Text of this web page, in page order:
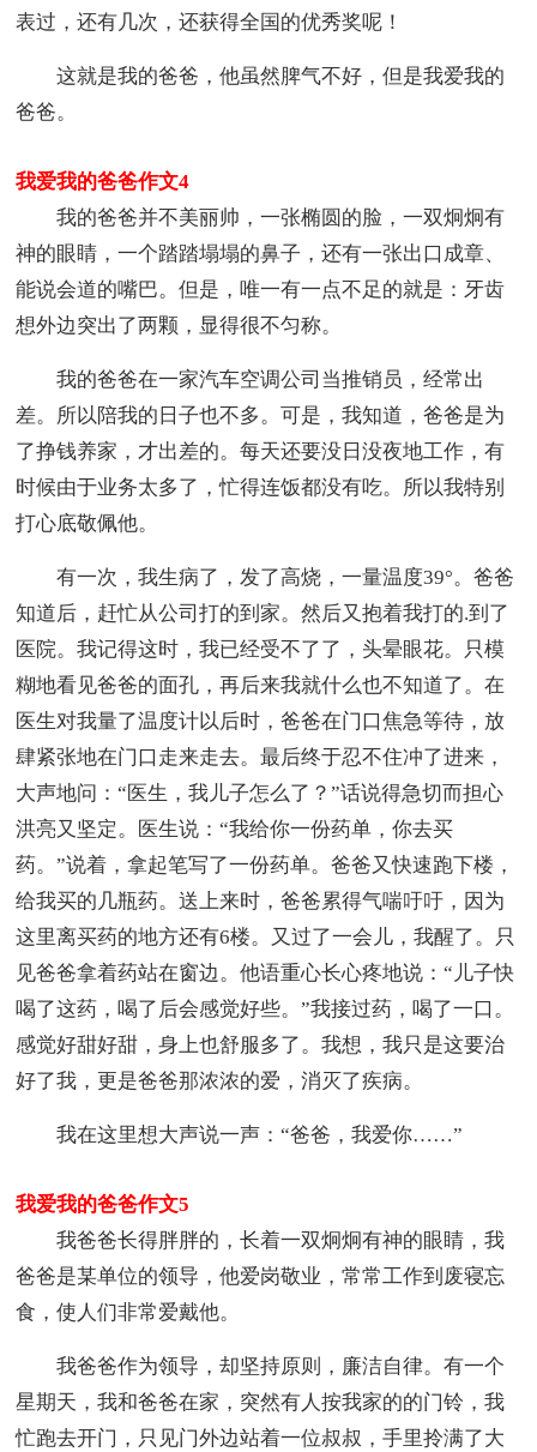
表过，还有几次，还获得全国的优秀奖呢！
这就是我的爸爸，他虽然脾气不好，但是我爱我的
爸爸。
我爱我的爸爸作文4
我的爸爸并不美丽帅，一张椭圆的脸，一双炯炯有
神的眼睛，一个踏踏塌塌的鼻子，还有一张出口成章、
能说会道的嘴巴。但是，唯一有一点不足的就是：牙齿
想外边突出了两颗，显得很不匀称。
我的爸爸在一家汽车空调公司当推销员，经常出
差。所以陪我的日子也不多。可是，我知道，爸爸是为
了挣钱养家，才出差的。每天还要没日没夜地工作，有
时候由于业务太多了，忙得连饭都没有吃。所以我特别
打心底敬佩他。
有一次，我生病了，发了高烧，一量温度39°。爸爸
知道后，赶忙从公司打的到家。然后又抱着我打的.到了
医院。我记得这时，我已经受不了了，头晕眼花。只模
糊地看见爸爸的面孔，再后来我就什么也不知道了。在
医生对我量了温度计以后时，爸爸在门口焦急等待，放
肆紧张地在门口走来走去。最后终于忍不住冲了进来，
大声地问：“医生，我儿子怎么了？”话说得急切而担心
洪亮又坚定。医生说：“我给你一份药单，你去买
药。”说着，拿起笔写了一份药单。爸爸又快速跑下楼，
给我买的几瓶药。送上来时，爸爸累得气喘吁吁，因为
这里离买药的地方还有6楼。又过了一会儿，我醒了。只
见爸爸拿着药站在窗边。他语重心长心疼地说：“儿子快
喝了这药，喝了后会感觉好些。”我接过药，喝了一口。
感觉好甜好甜，身上也舒服多了。我想，我只是这要治
好了我，更是爸爸那浓浓的爱，消灭了疾病。
我在这里想大声说一声：“爸爸，我爱你……”
我爱我的爸爸作文5
我爸爸长得胖胖的，长着一双炯炯有神的眼睛，我
爸爸是某单位的领导，他爱岗敬业，常常工作到废寝忘
食，使人们非常爱戴他。
我爸爸作为领导，却坚持原则，廉洁自律。有一个
星期天，我和爸爸在家，突然有人按我家的的门铃，我
忙跑去开门，只见门外边站着一位叔叔，手里拎满了大